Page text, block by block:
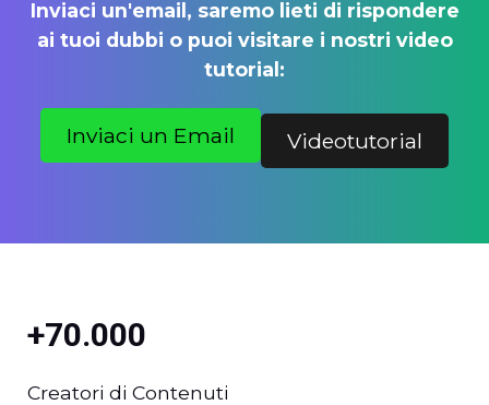
Inviaci un'email, saremo lieti di rispondere
ai tuoi dubbi o puoi visitare i nostri video
tutorial:
Inviaci un Email Videotutorial
+70.000
Creatori di Contenuti